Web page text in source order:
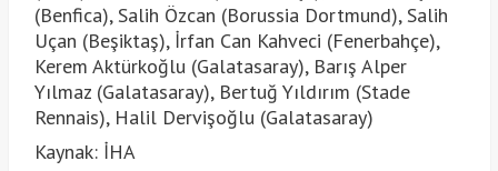
(Benfica), Salih Özcan (Borussia Dortmund), Salih
Uçan (Beşiktaş), İrfan Can Kahveci (Fenerbahçe),
Kerem Aktürkoğlu (Galatasaray), Barış Alper
Yılmaz (Galatasaray), Bertuğ Yıldırım (Stade
Rennais), Halil Dervişoğlu (Galatasaray)
Kaynak: İHA